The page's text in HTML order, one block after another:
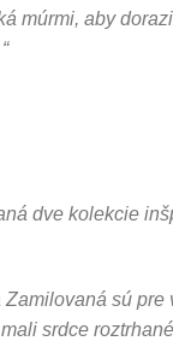
múrmi, aby
dve kolekcie
sú pre
srdce